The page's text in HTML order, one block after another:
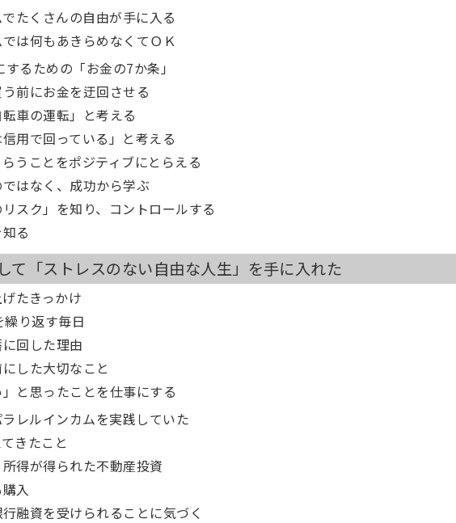
5 失敗から学ぶのではなく、成功から学ぶ
6 投資の「本当のリスク」を知り、コントロールする
7 お金の使い方を知る
第3章 私はこうして「ストレスのない自由な人生」を手
1 私が会社を立ち上げたきっかけ
2 無意識のうちにパラレルインカムを実践していた
3 パラレルインカムは100人100とおり
第4章 パラレルインカムで手に入る「5つの自由」
2 時間の自由
3 住処の自由
ステップ1 労働所得を増やす
ステップ2 資産構築をする
ステップ4 仕事でも自己実現を達成する
たくさんの自由が手に入る
は何もあきらめなくてＯＫ
るための「お金の7か条」
前にお金を迂回させる
車の運転」と考える
用で回っている」と考える
うことをポジティブにとらえる
はなく、成功から学ぶ
スク」を知り、コントロールする
る
て「ストレスのない自由な人生」を手に入れた
たきっかけ
り返す毎日
回した理由
した大切なこと
と思ったことを仕事にする
レルインカムを実践していた
きたこと
得が得られた不動産投資
入
融資を受けられることに気づく